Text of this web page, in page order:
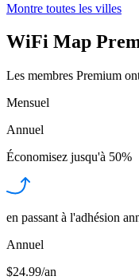
Montre toutes les villes
WiFi Map
Les membres Premium
Mensuel
Annuel
Économisez jusqu'à 50%
en passant à l'adhésion
Annuel
$24.99/an